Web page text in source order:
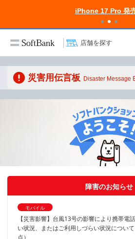
iPhone 17 Pro 発
店舗を探す
災害用伝言板 Disaster Message
障害のお知らせ
モバイル
【災害影響】台風13号の影響により携帯電
い状況、またはご利用しづらい状況につい